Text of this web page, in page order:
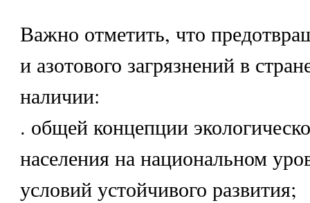
Важно отметить, что
и азотового загрязнений в
наличии:
. общей концепции
населения на национальном
условий устойчивого развития;